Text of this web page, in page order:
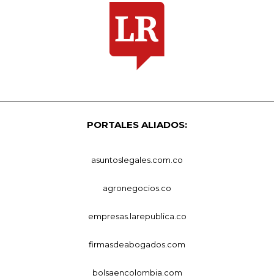
PORTALES ALIADOS:
asuntoslegales.com.co
agronegocios.co
empresas.larepublica.co
firmasdeabogados.com
bolsaencolombia.com